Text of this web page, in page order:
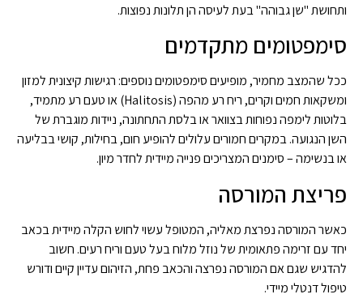
ותחושת "שן גבוהה" בעת לעיסה הן תלונות נפוצות.
סימפטומים מתקדמים
ככל שהמצב מחמיר, מופיעים סימפטומים נוספים: רגישות קיצונית למזון
ומשקאות חמים וקרים, ריח רע מהפה (Halitosis) או טעם רע מתמיד,
בלוטות לימפה נפוחות בצוואר או בלסת התחתונה, ניידות מוגברת של
השן הנגועה. במקרים חמורים עלולים להופיע חום, בחילות, קושי בבליעה
או בנשימה – סימנים המצריכים פנייה מיידית לחדר מיון.
פריצת המורסה
כאשר המורסה נפרצת מאליה, המטופל עשוי לחוש הקלה מיידית בכאב
יחד עם זרימה פתאומית של נוזל מלוח בעל טעם וריח רעים. חשוב
להדגיש שגם אם המורסה נפרצה והכאב פחת, הזיהום עדיין קיים ודורש
טיפול דנטלי מיידי.